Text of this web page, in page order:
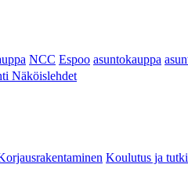
NCC Espoo asuntokauppa
Näköislehdet
Koulutus ja